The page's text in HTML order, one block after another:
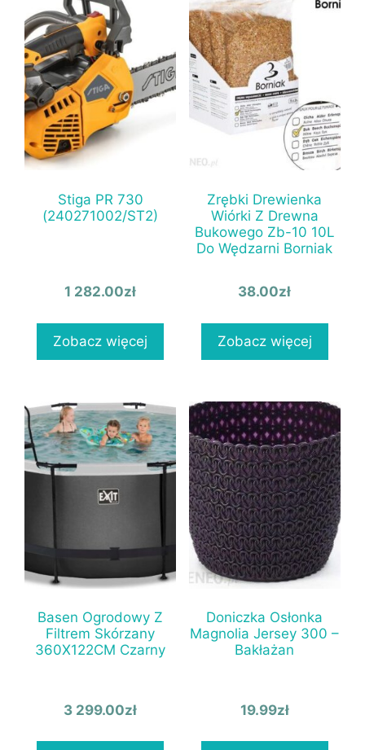
Stiga PR 730
(240271002/ST2)
1 282.00zł
Zobacz więcej
Zrębki Drewienka
Wiórki Z Drewna
Bukowego Zb-10 10L
Do Wędzarni Borniak
38.00zł
Zobacz więcej
Basen Ogrodowy Z
Filtrem Skórzany
360X122CM Czarny
3 299.00zł
Doniczka Osłonka
Magnolia Jersey 300 –
Bakłażan
19.99zł